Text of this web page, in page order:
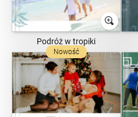
Podróż w tropiki
Nowość